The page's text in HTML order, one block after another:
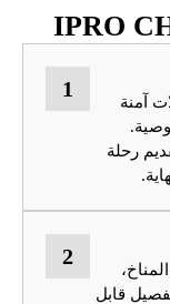
آمنة
رحلة
1
قابل
2